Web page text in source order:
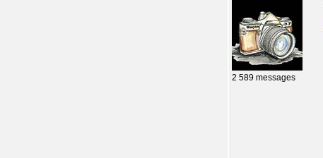
2 589 messages